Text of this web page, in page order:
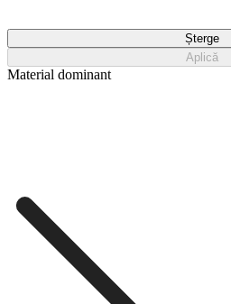
Șterge
Aplică
Material dominant